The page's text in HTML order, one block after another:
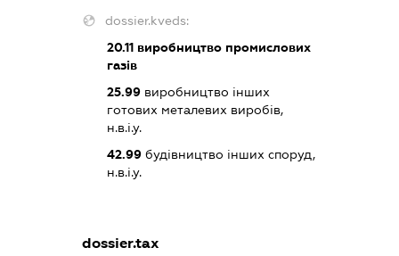
dossier.kveds:
20.11 виробництво промислових
газів
25.99 виробництво інших
готових металевих виробів,
н.в.і.у.
42.99 будівництво інших споруд,
н.в.і.у.
dossier.tax